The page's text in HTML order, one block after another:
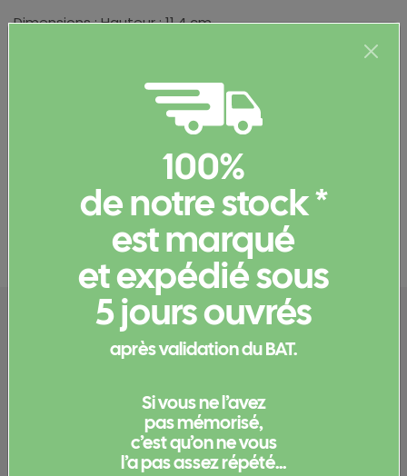
Dimensions : Hauteur : 11.4 cm
Informations complémentaires
Documents et certificats
Configurez votre
produit
vous connecterpour pouvoir obtenir un devis
et/ou commander votre produit.
100%
de notre stock *
est marqué
et expédié sous
5 jours ouvrés
après validation du BAT.
Si vous ne l’avez
pas mémorisé,
c’est qu’on ne vous
l’a pas assez répété...